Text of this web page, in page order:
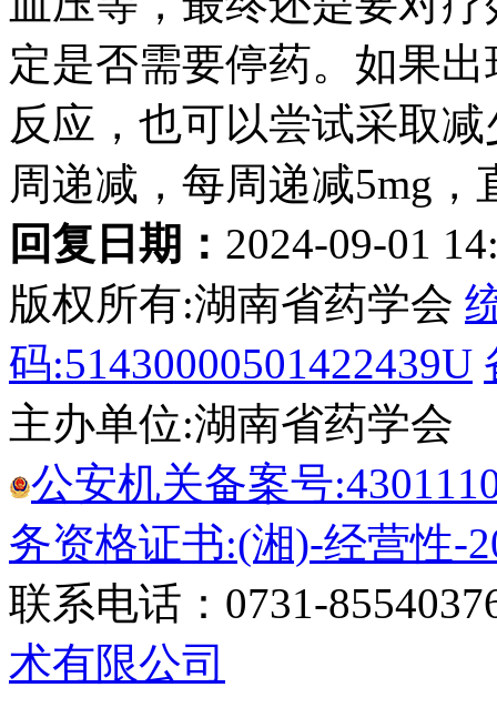
定是否需要停药。如果
反应，也可以尝试采取
周递减，每周递减5mg
回复日期： 2024-09-01
版权所有:湖南省药学会
码:51430000501422439U
主办单位:湖南省药学会
公安机关备案号
务资格证书:(湘)-经营性-
联系电话：0731-
术有限公司